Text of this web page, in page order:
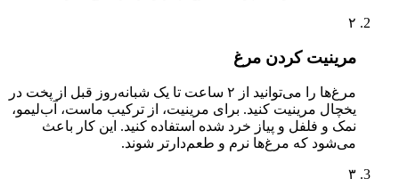
مرینیت کردن مرغ
مرغ‌ها را می‌توانید از ۲ ساعت تا یک شبانه‌روز قبل از پخت در
یخچال مرینیت کنید. برای مرینیت، از ترکیب ماست، آب‌لیمو،
نمک و فلفل و پیاز خرد شده استفاده کنید. این کار باعث
می‌شود که مرغ‌ها نرم‌ و طعم‌دارتر شوند.